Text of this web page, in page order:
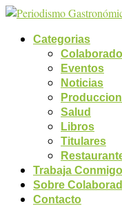
Categorias
Eventos
Noticias
Salud
Libros
Titulares
Trabaja Conmigo
Sobre
Contacto